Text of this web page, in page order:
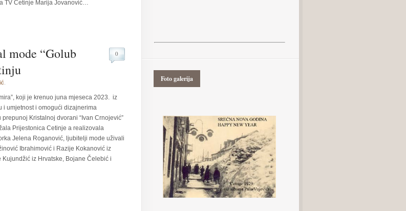
TV Cetinje Marija Jovanović…
mode “Golub
0
koji je krenuo juna mjeseca 2023. iz
i umjetnost i omogući dizajnerima
Kristalnoj dvorani “Ivan Crnojević”
Prijestonica Cetinje a realizovala
Jelena Roganović, ljubitelji mode uživali
Ibrahimović i Razije Kokanović iz
iz Hrvatske, Bojane Čelebić i
Foto galerija